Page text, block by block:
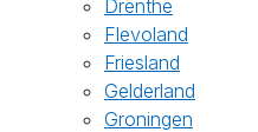
Drenthe
Flevoland
Friesland
Gelderland
Groningen